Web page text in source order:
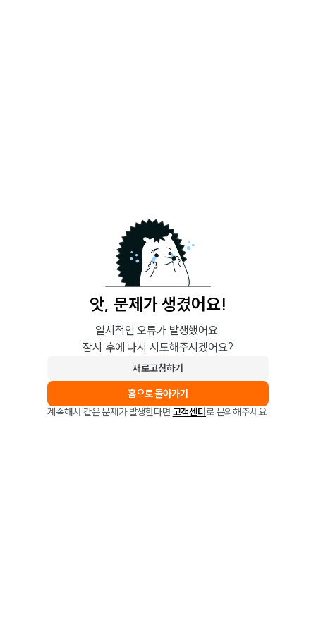
앗, 문제가 생겼어요!
일시적인 오류가 발생했어요.
잠시 후에 다시 시도해주시겠어요?
새로고침하기
홈으로 돌아가기
계속해서 같은 문제가 발생한다면 고객센터로 문의해주세요.